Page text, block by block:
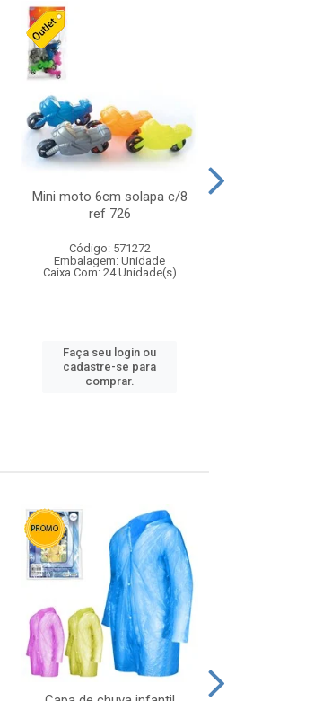
Mini moto 6cm solapa c/8
ref 726
Código: 571272
Embalagem: Unidade
Caixa Com: 24 Unidade(s)
Faça seu login ou
cadastre-se para
comprar.